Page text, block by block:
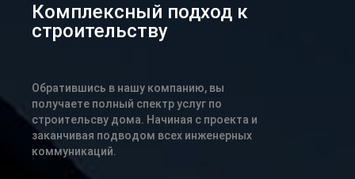
Комплексный подход к
строительству
Обратившись в нашу компанию, вы
получаете полный спектр услуг по
строительсву дома. Начиная с проекта и
заканчивая подводом всех инженерных
коммуникаций.